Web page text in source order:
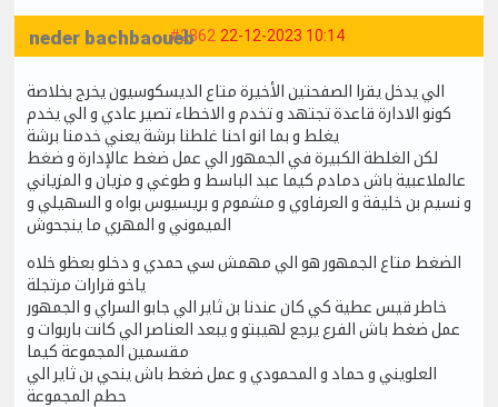
#2862 22-12-2023 10:14
neder bachbaoueb
الي يدخل يقرا الصفحتين الأخيرة متاع الديسكوسيون يخرج بخلاصة
كونو الادارة قاعدة تجتهد و تخدم و الاخطاء تصير عادي و الي يخدم
يغلط و بما انو احنا غلطنا برشة يعني خدمنا برشة
لكن الغلطة الكبيرة في الجمهور الي عمل ضغط عالإدارة و ضغط
عالملاعبية باش دمادم كيما عبد الباسط و طوغي و مزيان و المزياني
و نسيم بن خليفة و العرفاوي و مشموم و بريسيوس بواه و السهيلي و
الميموني و المهري ما ينجحوش
الضغط متاع الجمهور هو الي مهمش سي حمدي و دخلو بعظو خلاه
ياخو قرارات مرتجلة
خاطر قيس عطية كي كان عندنا بن ثاير الي جابو السراي و الجمهور
عمل ضغط باش الفرع يرجع لهيبتو و يبعد العناصر الي كانت باربوات و
مقسمين المجموعة كيما
العلويني و حماد و المحمودي و عمل ضغط باش ينحي بن ثاير الي
حطم المجموعة